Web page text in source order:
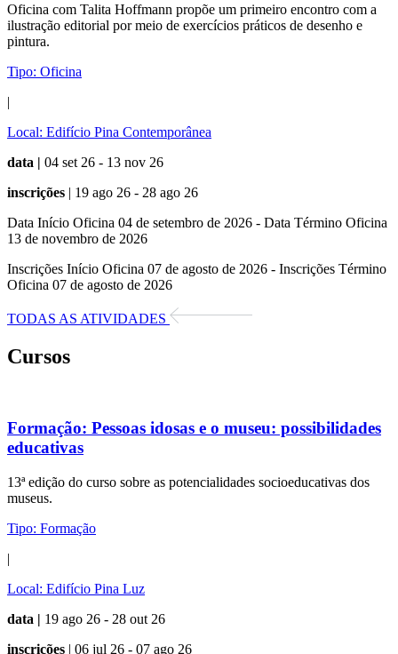
Oficina com Talita Hoffmann propõe um primeiro encontro com a
ilustração editorial por meio de exercícios práticos de desenho e
pintura.
Tipo: Oficina
|
Local: Edifício Pina Contemporânea
data | 04 set 26 - 13 nov 26
inscrições | 19 ago 26 - 28 ago 26
Data Início Oficina 04 de setembro de 2026 - Data Término Oficina
13 de novembro de 2026
Inscrições Início Oficina 07 de agosto de 2026 - Inscrições Término
Oficina 07 de agosto de 2026
TODAS AS ATIVIDADES
Cursos
Formação: Pessoas idosas e o museu: possibilidades
educativas
13ª edição do curso sobre as potencialidades socioeducativas dos
museus.
Tipo: Formação
|
Local: Edifício Pina Luz
data | 19 ago 26 - 28 out 26
inscrições | 06 jul 26 - 07 ago 26